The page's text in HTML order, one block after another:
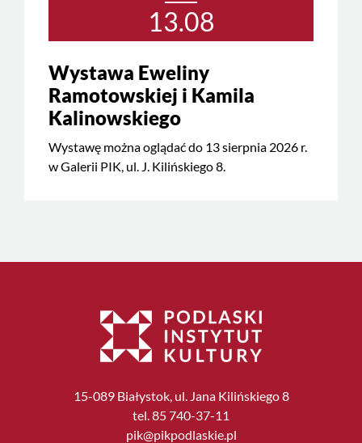
13.08
Wystawa Eweliny
Ramotowskiej i Kamila
Kalinowskiego
Wystawę można oglądać do 13 sierpnia 2026 r.
w Galerii PIK, ul. J. Kilińskiego 8.
15-089 Białystok, ul. Jana Kilińskiego 8
tel. 85 740-37-11
pik@pikpodlaskie.pl